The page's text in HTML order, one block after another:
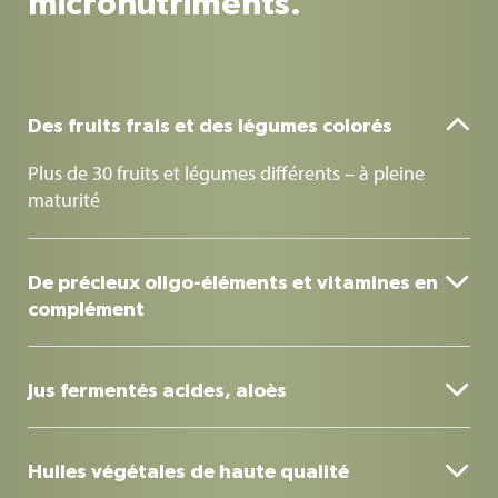
Des fruits frais et des légumes colorés 
Plus de 30 fruits et légumes différents – à pleine
maturité
De précieux oligo-éléments et vitamines en
complément

oligo-éléments et vitamines complètent les plus de
Jus fermentés acides, aloès 
avec une prédominance d'acide lactique L(+) et
Huiles végétales de haute qualité 